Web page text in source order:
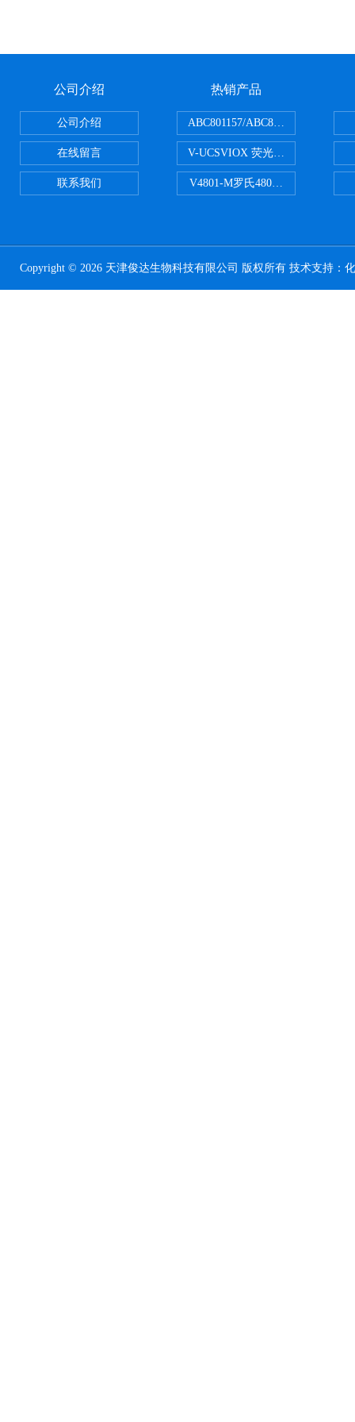
公司介绍
公司介绍
在线留言
联系我们
热销产品
ABC801157/ABC801506ABC常规
V-UCSVIOX 荧光定量封板膜
V4801-M罗氏480适配96孔板 PCR
Copyright © 2026 天津俊达生物科技有限公司 版权所有 技术支持：